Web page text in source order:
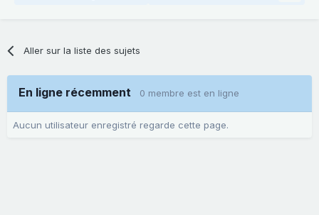
Aller sur la liste des sujets
En ligne récemment 0 membre est en ligne
Aucun utilisateur enregistré regarde cette page.